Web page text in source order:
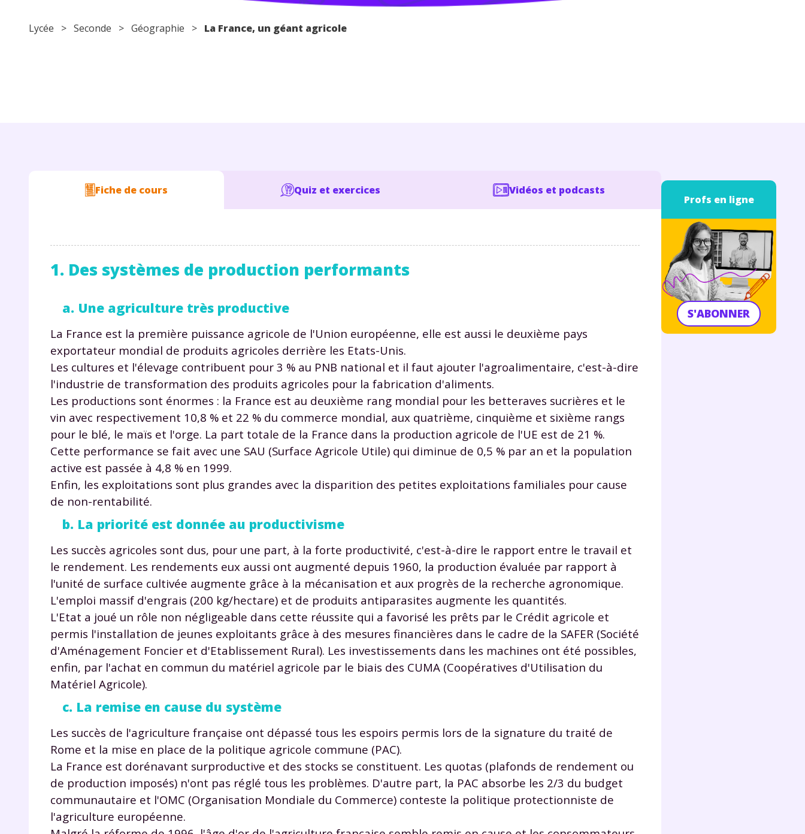
Lycée > Seconde > Géographie > La France, un géant agricole
Fiche de cours Quiz et exercices Vidéos et podcasts
1. Des systèmes de production performants
a. Une agriculture très productive
La France est la première puissance agricole de l'Union européenne, elle est aussi le deuxième pays
exportateur mondial de produits agricoles derrière les Etats-Unis.
Les cultures et l'élevage contribuent pour 3 % au PNB national et il faut ajouter l'agroalimentaire, c'est-à-dire
l'industrie de transformation des produits agricoles pour la fabrication d'aliments.
Les productions sont énormes : la France est au deuxième rang mondial pour les betteraves sucrières et le
vin avec respectivement 10,8 % et 22 % du commerce mondial, aux quatrième, cinquième et sixième rangs
pour le blé, le maïs et l'orge. La part totale de la France dans la production agricole de l'UE est de 21 %.
Cette performance se fait avec une SAU (Surface Agricole Utile) qui diminue de 0,5 % par an et la population
active est passée à 4,8 % en 1999.
Enfin, les exploitations sont plus grandes avec la disparition des petites exploitations familiales pour cause
de non-rentabilité.
b. La priorité est donnée au productivisme
Les succès agricoles sont dus, pour une part, à la forte productivité, c'est-à-dire le rapport entre le travail et
le rendement. Les rendements eux aussi ont augmenté depuis 1960, la production évaluée par rapport à
l'unité de surface cultivée augmente grâce à la mécanisation et aux progrès de la recherche agronomique.
L'emploi massif d'engrais (200 kg/hectare) et de produits antiparasites augmente les quantités.
L'Etat a joué un rôle non négligeable dans cette réussite qui a favorisé les prêts par le Crédit agricole et
permis l'installation de jeunes exploitants grâce à des mesures financières dans le cadre de la SAFER (Société
d'Aménagement Foncier et d'Etablissement Rural). Les investissements dans les machines ont été possibles,
enfin, par l'achat en commun du matériel agricole par le biais des CUMA (Coopératives d'Utilisation du
Matériel Agricole).
c. La remise en cause du système
Les succès de l'agriculture française ont dépassé tous les espoirs permis lors de la signature du traité de
Rome et la mise en place de la politique agricole commune (PAC).
La France est dorénavant surproductive et des stocks se constituent. Les quotas (plafonds de rendement ou
de production imposés) n'ont pas réglé tous les problèmes. D'autre part, la PAC absorbe les 2/3 du budget
communautaire et l'OMC (Organisation Mondiale du Commerce) conteste la politique protectionniste de
l'agriculture européenne.
Profs en ligne
S'ABONNER